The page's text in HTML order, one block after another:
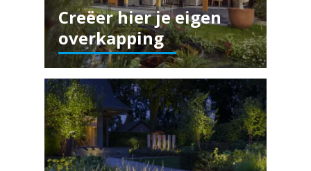
Creëer hier je eigen
overkapping